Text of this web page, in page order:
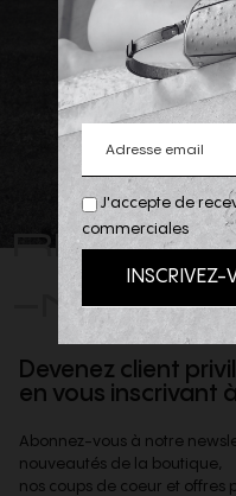
-NOUS
Devenez client
en vous inscrivant
Abonnez-vous à notre
nouveautés de la boutique,
nos coups de coeur et offres
J'accepte de
commerciales